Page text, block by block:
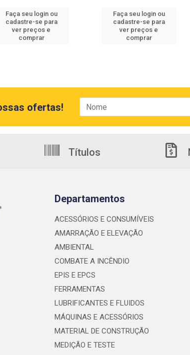
Faça seu login ou
cadastre-se para
ver preços e
comprar
Faça seu login ou
cadastre-se para
ver preços e
comprar
ofertas!
Títulos
Departamentos
ACESSÓRIOS E CONSUMÍVEIS
AMARRAÇÃO E ELEVAÇÃO
AMBIENTAL
COMBATE A INCÊNDIO
EPIS E EPCS
FERRAMENTAS
LUBRIFICANTES E FLUIDOS
MÁQUINAS E ACESSÓRIOS
MATERIAL DE CONSTRUÇÃO
MEDIÇÃO E TESTE